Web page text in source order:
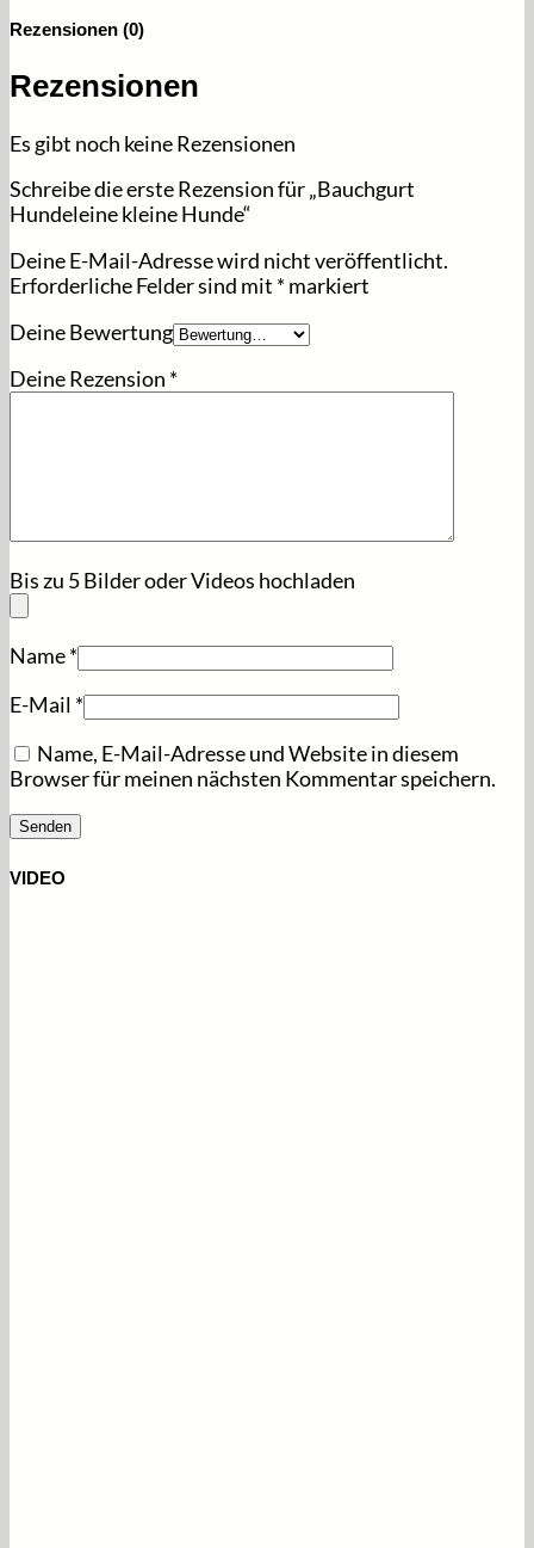
Rezensionen (0)
Rezensionen
Es gibt noch keine Rezensionen
Schreibe die erste Rezension für „Bauchgurt
Hundeleine kleine Hunde“
Deine E-Mail-Adresse wird nicht veröffentlicht.
Erforderliche Felder sind mit *markiert
Deine Bewertung
Deine Rezension *
Bis zu 5 Bilder oder Videos hochladen
Name*
E-Mail *
Name, E-Mail-Adresse und Website in diesem
Browser für meinen nächsten Kommentar speichern.
VIDEO